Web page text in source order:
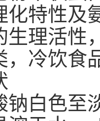
化特性及
生理活性
，冷饮食
钠白色至